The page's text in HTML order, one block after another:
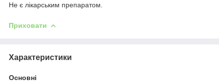
Не є лікарським препаратом.
Приховати
Характеристики
Основні